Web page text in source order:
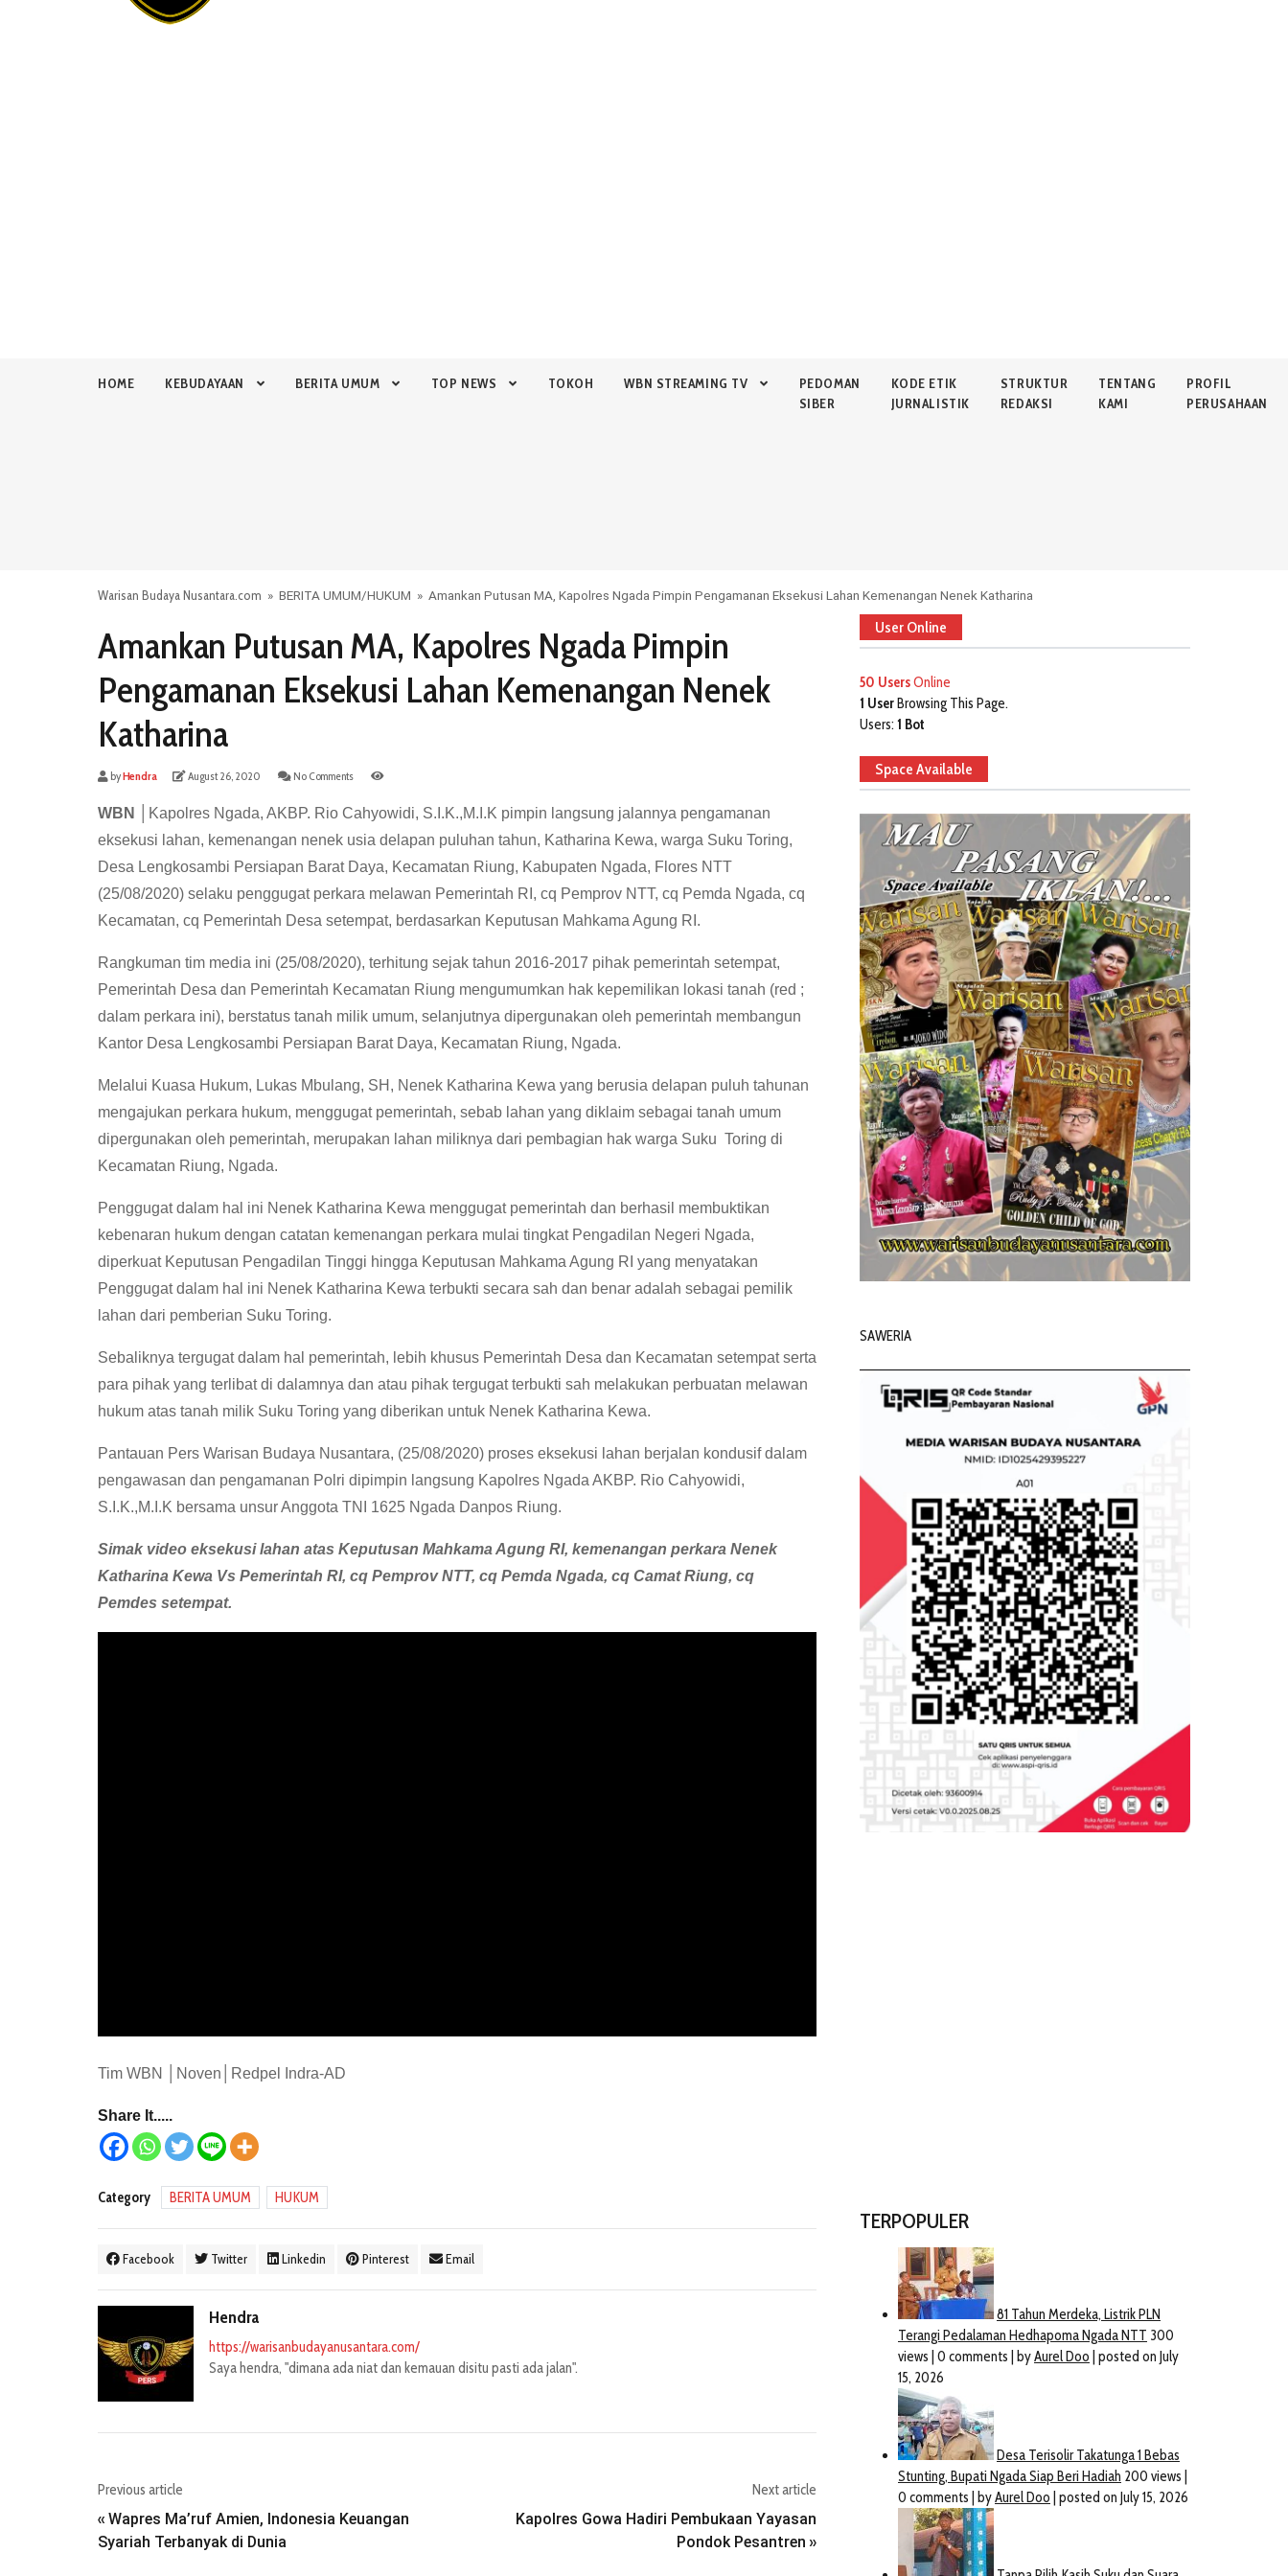
HOME KEBUDAYAAN BERITA UMUM TOP NEWS TOKOH WBN STREAMING TV
PEDOMAN
SIBER
KODE ETIK
JURNALISTIK
STRUKTUR
REDAKSI
TENTANG
KAMI
PROFIL
PERUSAHAAN
Warisan Budaya Nusantara.com » BERITA UMUM/HUKUM » Amankan Putusan MA, Kapolres Ngada Pimpin Pengamanan Eksekusi Lahan Kemenangan Nenek Katharina
Amankan Putusan MA, Kapolres Ngada Pimpin
Pengamanan Eksekusi Lahan Kemenangan Nenek
Katharina
byHendra August 26, 2020 No Comments
WBN │
Kapolres Ngada, AKBP. Rio Cahyowidi, S.I.K.,M.I.K pimpin langsung jalannya pengamanan
eksekusi lahan, kemenangan nenek usia delapan puluhan tahun, Katharina Kewa, warga Suku Toring,
Desa Lengkosambi Persiapan Barat Daya, Kecamatan Riung, Kabupaten Ngada, Flores NTT
(25/08/2020) selaku penggugat perkara melawan Pemerintah RI, cq Pemprov NTT, cq Pemda Ngada, cq
Kecamatan, cq Pemerintah Desa setempat, berdasarkan Keputusan Mahkama Agung RI.
Rangkuman tim media ini (25/08/2020), terhitung sejak tahun 2016-2017 pihak pemerintah setempat,
Pemerintah Desa dan Pemerintah Kecamatan Riung mengumumkan hak kepemilikan lokasi tanah (red ;
dalam perkara ini), berstatus tanah milik umum, selanjutnya dipergunakan oleh pemerintah membangun
Kantor Desa Lengkosambi Persiapan Barat Daya, Kecamatan Riung, Ngada.
Melalui Kuasa Hukum, Lukas Mbulang, SH, Nenek Katharina Kewa yang berusia delapan puluh tahunan
mengajukan perkara hukum, menggugat pemerintah, sebab lahan yang diklaim sebagai tanah umum
dipergunakan oleh pemerintah, merupakan lahan miliknya dari pembagian hak warga Suku Toring di
Kecamatan Riung, Ngada.
Penggugat dalam hal ini Nenek Katharina Kewa menggugat pemerintah dan berhasil membuktikan
kebenaran hukum dengan catatan kemenangan perkara mulai tingkat Pengadilan Negeri Ngada,
diperkuat Keputusan Pengadilan Tinggi hingga Keputusan Mahkama Agung RI yang menyatakan
Penggugat dalam hal ini Nenek Katharina Kewa terbukti secara sah dan benar adalah sebagai pemilik
lahan dari pemberian Suku Toring.
Sebaliknya tergugat dalam hal pemerintah, lebih khusus Pemerintah Desa dan Kecamatan setempat serta
para pihak yang terlibat di dalamnya dan atau pihak tergugat terbukti sah melakukan perbuatan melawan
hukum atas tanah milik Suku Toring yang diberikan untuk Nenek Katharina Kewa.
Pantauan Pers Warisan Budaya Nusantara, (25/08/2020) proses eksekusi lahan berjalan kondusif dalam
pengawasan dan pengamanan Polri dipimpin langsung Kapolres Ngada AKBP. Rio Cahyowidi,
S.I.K.,M.I.K bersama unsur Anggota TNI 1625 Ngada Danpos Riung.
Simak video eksekusi lahan atas Keputusan Mahkama Agung RI, kemenangan perkara Nenek
Katharina Kewa Vs Pemerintah RI, cq Pemprov NTT, cq Pemda Ngada, cq Camat Riung, cq
Pemdes setempat.
Tim WBN │Noven│Redpel Indra-AD
Share It.....
Category BERITA UMUM HUKUM
Facebook Twitter Linkedin Pinterest Email
Hendra
https://warisanbudayanusantara.com/
Saya hendra, "dimana ada niat dan kemauan disitu pasti ada jalan".
Previous article
« Wapres Ma’ruf Amien, Indonesia Keuangan
Syariah Terbanyak di Dunia
Next article
Kapolres Gowa Hadiri Pembukaan Yayasan
Pondok Pesantren »
User Online
50 UsersOnline
1 UserBrowsing This Page.
Users: 1 Bot
Space Available
SAWERIA
TERPOPULER